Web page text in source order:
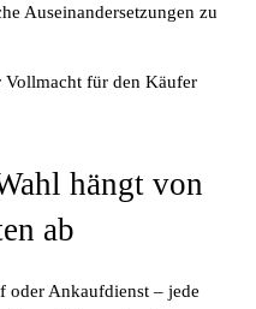
Auseinandersetzungen zu
Vollmacht für den Käufer
hängt von
ab
oder Ankaufdienst – jede